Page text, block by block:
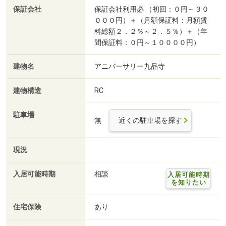
保証会社
保証会社利用必 （初回：０円～３０
０００円）＋（月額保証料：月額賃
料総額２．２％～２．５％）＋（年
間保証料：０円～１００００円）
建物名 アニバーサリー九品寺
建物構造 RC
駐車場
無 近くの駐車場を探す
現況
入居可能時期 相談
入居可能時期
を知りたい
住宅保険 あり